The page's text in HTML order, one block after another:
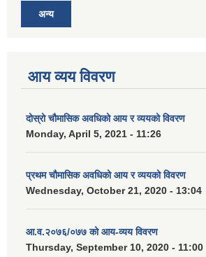
अन्य
आय व्यय विवरण
दोस्रो चौमासिक अवधिको आय र व्ययको विवरण
Monday, April 5, 2021 - 11:26
प्रथम चौमासिक अवधिको आय र व्ययको विवरण
Wednesday, October 21, 2020 - 13:04
आ.व.२०७६/०७७ को आय-व्यय विवरण
Thursday, September 10, 2020 - 11:00